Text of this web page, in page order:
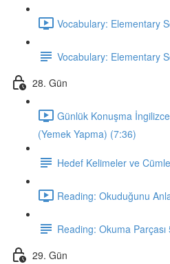
Vocabulary: Elementary
Vocabulary: Elementary
28. Gün
Günlük Konuşma
(Yemek Yapma) (7:36)
Hedef Kelimeler ve
Reading: Okuduğunu
Reading: Okuma Parçası
29. Gün